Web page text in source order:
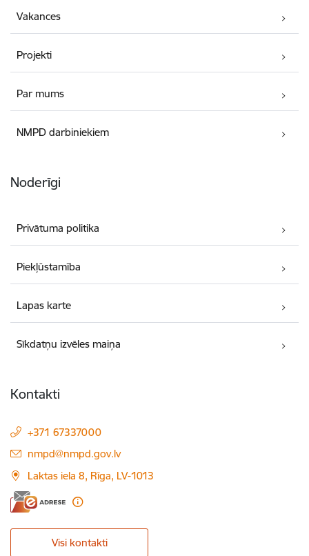
Vakances
Projekti
Par mums
NMPD darbiniekiem
Noderīgi
Privātuma politika
Piekļūstamība
Lapas karte
Sīkdatņu izvēles maiņa
Kontakti
+371 67337000
E-pasts:
nmpd@nmpd.gov.lv
Laktas iela 8, Rīga, LV-1013
Visi kontakti